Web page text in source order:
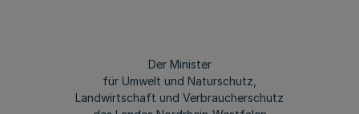
Der Minister
für Umwelt und Naturschutz,
Landwirtschaft und Verbraucherschutz